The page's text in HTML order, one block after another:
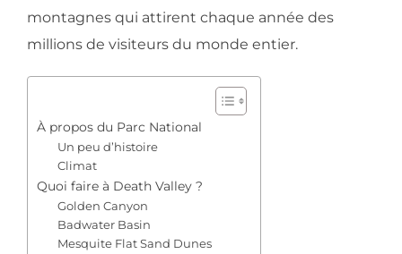
montagnes qui attirent chaque année des
millions de visiteurs du monde entier.
À propos du Parc National
Un peu d’histoire
Climat
Quoi faire à Death Valley ?
Golden Canyon
Badwater Basin
Mesquite Flat Sand Dunes